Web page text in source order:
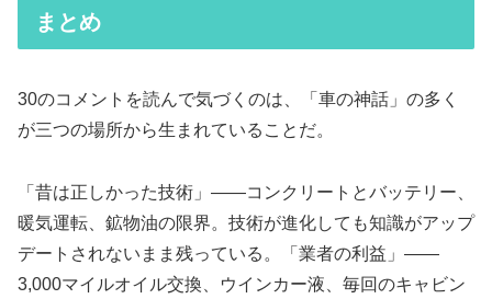
まとめ
30のコメントを読んで気づくのは、「車の神話」の多く
が三つの場所から生まれていることだ。
「昔は正しかった技術」——コンクリートとバッテリー、
暖気運転、鉱物油の限界。技術が進化しても知識がアップ
デートされないまま残っている。「業者の利益」——
3,000マイルオイル交換、ウインカー液、毎回のキャビン